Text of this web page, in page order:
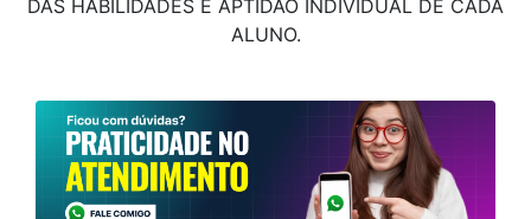
DAS HABILIDADES E APTIDÃO INDIVIDUAL DE CADA
ALUNO.